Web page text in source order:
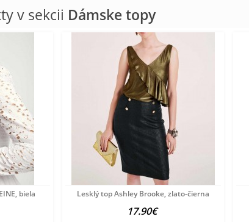
v sekcii Dámske topy
biela Lesklý top Ashley Brooke, zlato-čierna
17.90€